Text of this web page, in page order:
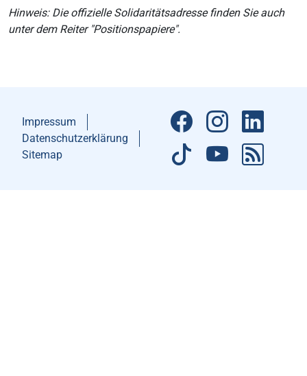
Hinweis: Die offizielle Solidaritätsadresse finden Sie auch
unter dem Reiter "Positionspapiere".
Impressum
Datenschutzerklärung
Sitemap